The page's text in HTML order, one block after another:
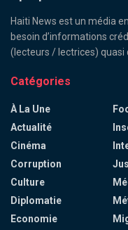
Haiti News est un média
besoin d’informations
(lecteurs / lectrices) quasi
Catégories
À La Une
Actualité
Cinéma
Corruption
Culture
Diplomatie
Economie